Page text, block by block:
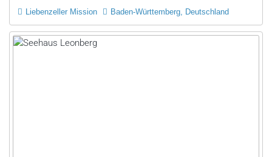
Liebenzeller Mission Baden-Württemberg, Deutschland